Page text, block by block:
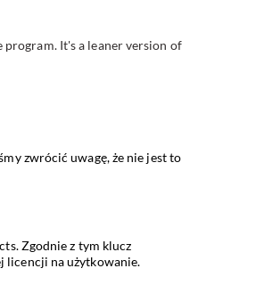
program. It's a leaner version of
zwrócić uwagę, że nie jest to
. Zgodnie z tym klucz
licencji na użytkowanie.